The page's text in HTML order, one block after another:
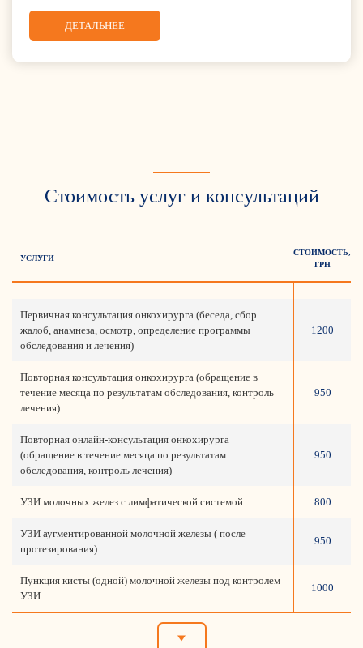
ДЕТАЛЬНЕЕ
Стоимость услуг и консультаций
УСЛУГИ
СТОИМОСТЬ,
ГРН
Первичная консультация онкохирурга (беседа, сбор
жалоб, анамнеза, осмотр, определение программы
обследования и лечения)
1200
Повторная консультация онкохирурга (обращение в
течение месяца по результатам обследования, контроль
лечения)
950
Повторная онлайн-консультация онкохирурга
(обращение в течение месяца по результатам
обследования, контроль лечения)
950
УЗИ молочных желез с лимфатической системой 800
УЗИ аугментированной молочной железы ( после
протезирования)
950
Пункция кисты (одной) молочной железы под контролем
УЗИ
1000